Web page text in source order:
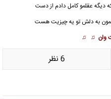
دیگه عقلمو کامل دادم از دست
به دلش تو یه چیزیت هست
وان ♫ ♫
6 نظر